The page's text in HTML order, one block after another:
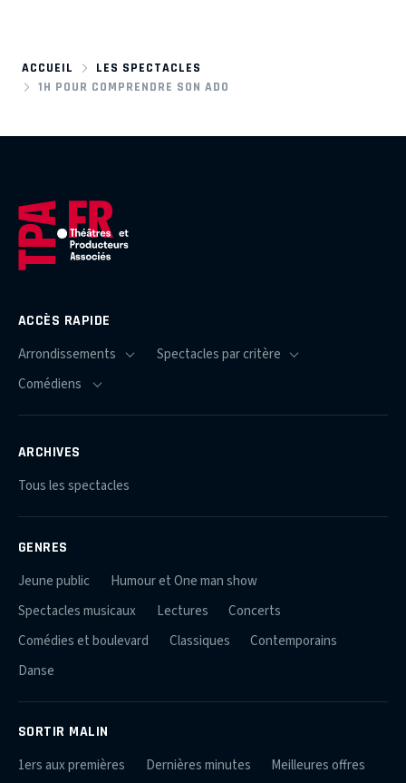
ACCUEIL
LES SPECTACLES
1H POUR COMPRENDRE SON ADO
ACCÈS RAPIDE
ARCHIVES
Tous les spectacles
GENRES
Jeune public
Humour et One man show
Spectacles musicaux
Lectures
Concerts
Comédies et boulevard
Classiques
Contemporains
Danse
SORTIR MALIN
1ers aux premières Dernières minutes Meilleures offres